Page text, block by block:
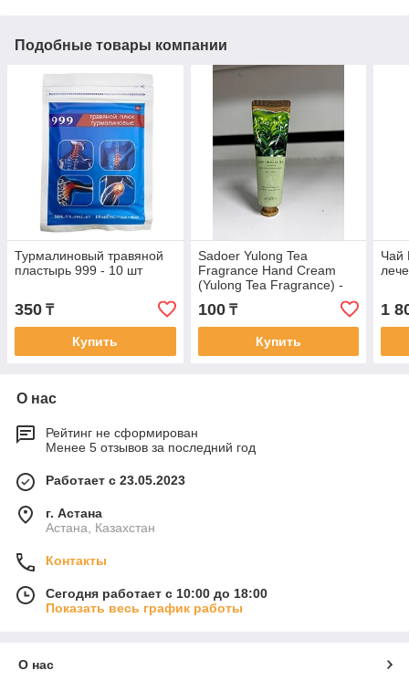
Подобные товары компании
Турмалиновый травяной
пластырь 999 - 10 шт
350 ₸
Купить
Sadoer Yulong Tea
Fragrance Hand Cream
(Yulong Tea Fragrance) -
Крем для рук с ароматом
чая Юйлун (Yulong Tea
Fragrance) 30 мл
100₸
Купить
Чай
1
О нас
Рейтинг не сформирован
Менее 5 отзывов за последний год
Работает с 23.05.2023
г. Астана
Астана, Казахстан
Контакты
Сегодня работает с 10:00 до 18:00
Показать весь график работы
О нас